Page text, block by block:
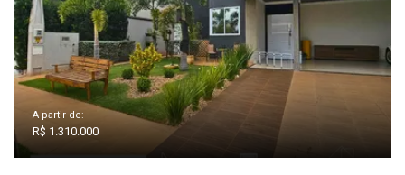
A partir de:
R$ 1.310.000